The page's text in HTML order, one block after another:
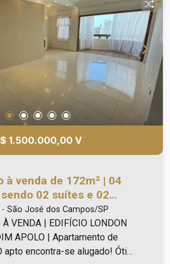
- 02 piscinas externas (sendo
- Academia de ginástica
- Salão de beleza; - Sala de
- Biblioteca; - Lan house;
- Quadra de futebol
- 03 salões de
- Portaria 24 horas; - Vagas
1.500.000,00 V
à venda de 172m² | 04
02 suítes e 02
| Edifício London
Apolo | São José dos
São José dos Campos/SP
À VENDA | EDIFÍCIO LONDON
| Apartamento de
apto encontra-se alugado! Ótimo